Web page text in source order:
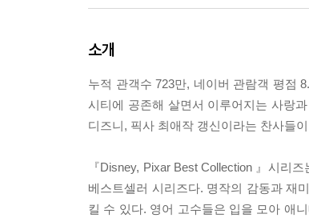
소개
누적 관객수 723만, 네이버 관람객 평점
시티에 공존해 살면서 이루어지는 사랑
디즈니, 픽사 최애작 갱신이라는 찬사들
『Disney, Pixar Best Collection 』시리
베스트셀러 시리즈다. 명작의 감동과 재
킬 수 있다. 영어 고수들은 입을 모아 애